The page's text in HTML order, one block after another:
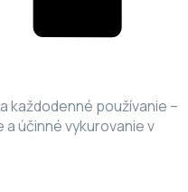
každodenné používanie –
účinné vykurovanie v